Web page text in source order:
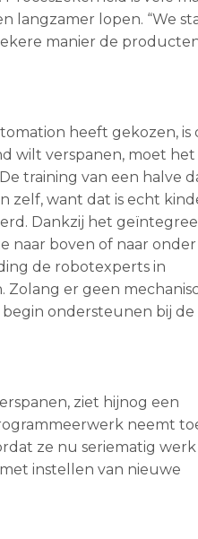
langzamer lopen. “We
manier de
heeft gekozen, is
wilt verspanen, moet het
training van een halve
zelf, want dat is echt
Dankzij het
naar boven of naar
de robotexperts in
er geen
ondersteunen bij de
ziet hijnog een
neemt
ze nu seriematig werk
instellen van nieuwe